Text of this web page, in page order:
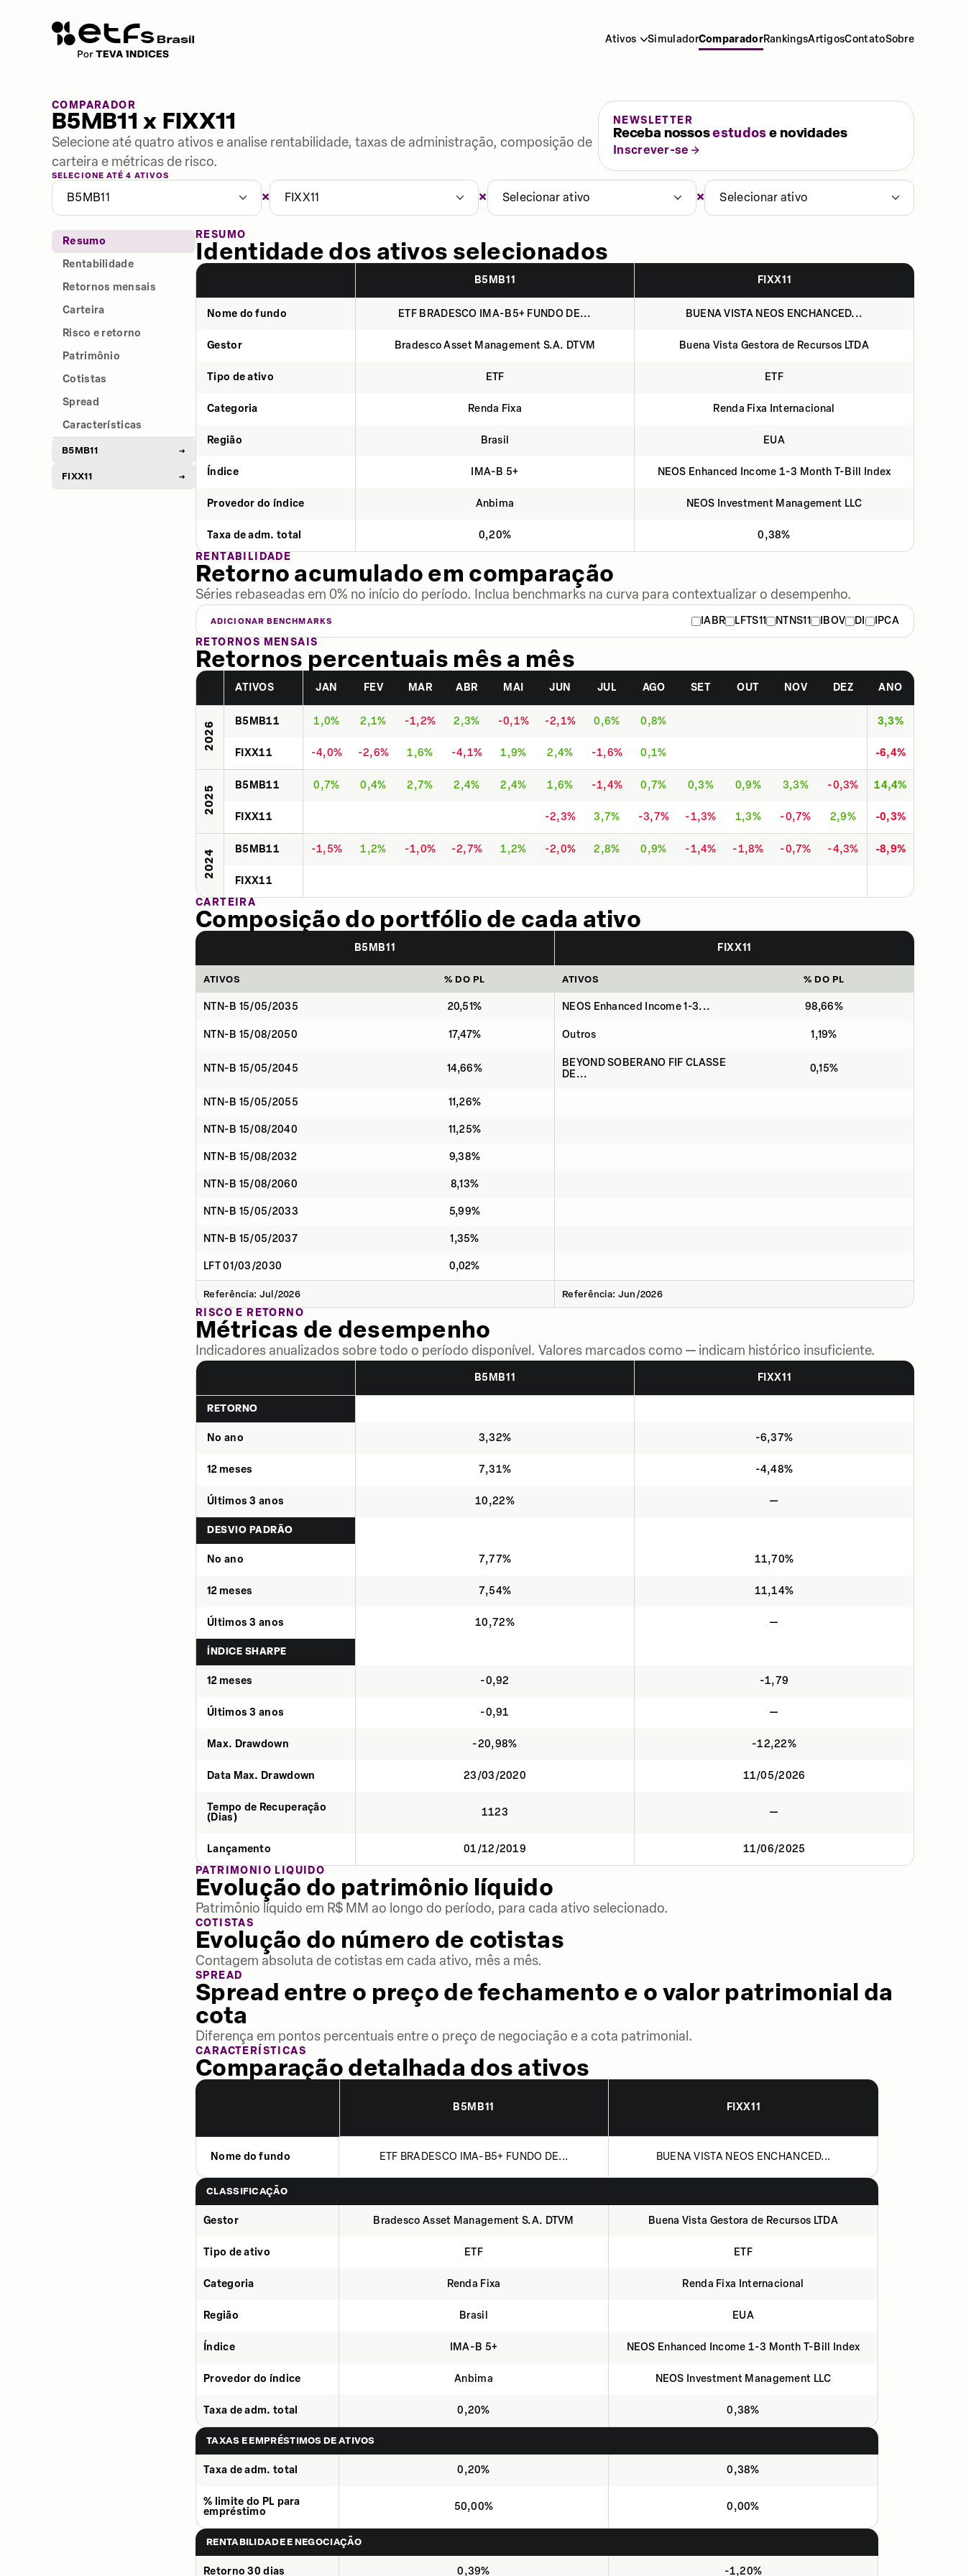
Ativos SimuladorComparadorRankingsArtigosContatoSobre
COMPARADOR
B5MB11 x FIXX11
Selecione até quatro ativos e analise rentabilidade, taxas de administração, composição de
carteira e métricas de risco.
NEWSLETTER
Receba nossosestudose novidades
Inscrever-se
SELECIONE ATÉ 4 ATIVOS
B5MB11 × FIXX11 × Selecionar ativo × Selecionar ativo
Resumo
Rentabilidade
Retornos mensais
Carteira
Risco e retorno
Patrimônio
Cotistas
Spread
Características
B5MB11 →
FIXX11 →
RESUMO
Identidade dos ativos selecionados
B5MB11 FIXX11
Nome do fundo ETF BRADESCO IMA-B5+ FUNDO DE... BUENA VISTA NEOS ENCHANCED...
Gestor Bradesco Asset Management S.A. DTVM Buena Vista Gestora de Recursos LTDA
Tipo de ativo ETF ETF
Categoria Renda Fixa Renda Fixa Internacional
Região Brasil EUA
Índice IMA-B 5+ NEOS Enhanced Income 1-3 Month T-Bill Index
Provedor do índice Anbima NEOS Investment Management LLC
Taxa de adm. total 0,20%
0,38%
RENTABILIDADE
Retorno acumulado em comparação
Séries rebaseadas em 0% no início do período. Inclua benchmarks na curva para contextualizar o desempenho.
ADICIONAR BENCHMARKS IABR LFTS11 NTNS11 IBOV DI
IPCA
RETORNOS MENSAIS
Retornos percentuais mês a mês
ATIVOS JAN FEV MAR ABR MAI JUN JUL AGO SET OUT NOV DEZ ANO
2026 B5MB11 1,0% 2,1% -1,2% 2,3% -0,1% -2,1% 0,6% 0,8% 3,3%
FIXX11 -4,0% -2,6% 1,6% -4,1% 1,9% 2,4% -1,6% 0,1% -6,4%
2025 B5MB11 0,7% 0,4% 2,7% 2,4% 2,4% 1,6% -1,4% 0,7% 0,3% 0,9% 3,3% -0,3% 14,4%
FIXX11 -2,3% 3,7% -3,7% -1,3% 1,3% -0,7% 2,9% -0,3%
2024 B5MB11 -1,5% 1,2% -1,0% -2,7% 1,2% -2,0% 2,8% 0,9% -1,4% -1,8% -0,7% -4,3% -8,9%
FIXX11
CARTEIRA
Composição do portfólio de cada ativo
B5MB11 FIXX11
ATIVOS % DO PL ATIVOS % DO PL
NTN-B 15/05/2035 20,51% NEOS Enhanced Income 1-3... 98,66%
NTN-B 15/08/2050 17,47% Outros 1,19%
NTN-B 15/05/2045 14,66%
BEYOND SOBERANO FIF CLASSE
DE...
0,15%
NTN-B 15/05/2055 11,26%
NTN-B 15/08/2040 11,25%
NTN-B 15/08/2032 9,38%
NTN-B 15/08/2060 8,13%
NTN-B 15/05/2033 5,99%
NTN-B 15/05/2037 1,35%
LFT 01/03/2030 0,02%
Referência: Jul/2026 Referência: Jun/2026
RISCO E RETORNO
Métricas de desempenho
Indicadores anualizados sobre todo o período disponível. Valores marcados como — indicam histórico insuficiente.
B5MB11 FIXX11
RETORNO
No ano 3,32% -6,37%
12 meses 7,31% -4,48%
Últimos 3 anos 10,22% —
DESVIO PADRÃO
No ano 7,77% 11,70%
12 meses 7,54% 11,14%
Últimos 3 anos 10,72% —
ÍNDICE SHARPE
12 meses -0,92 -1,79
Últimos 3 anos -0,91 —
Max. Drawdown -20,98% -12,22%
Data Max. Drawdown 23/03/2020 11/05/2026
Tempo de Recuperação
(Dias)
1123 —
Lançamento 01/12/2019
11/06/2025
PATRIMÔNIO LÍQUIDO
Evolução do patrimônio líquido
Patrimônio líquido em R$ MM ao longo do período, para cada ativo selecionado.
COTISTAS
Evolução do número de cotistas
Contagem absoluta de cotistas em cada ativo, mês a mês.
SPREAD
Spread entre o preço de fechamento e o valor patrimonial da
cota
Diferença em pontos percentuais entre o preço de negociação e a cota patrimonial.
CARACTERÍSTICAS
Comparação detalhada dos ativos
B5MB11 FIXX11
Nome do fundo ETF BRADESCO IMA-B5+ FUNDO DE... BUENA VISTA NEOS ENCHANCED...
CLASSIFICAÇÃO
Gestor Bradesco Asset Management S.A. DTVM Buena Vista Gestora de Recursos LTDA
Tipo de ativo ETF ETF
Categoria Renda Fixa Renda Fixa Internacional
Região Brasil EUA
Índice IMA-B 5+ NEOS Enhanced Income 1-3 Month T-Bill Index
Provedor do índice Anbima NEOS Investment Management LLC
Taxa de adm. total 0,20% 0,38%
TAXAS E EMPRÉSTIMOS DE ATIVOS
Taxa de adm. total 0,20% 0,38%
% limite do PL para
empréstimo
50,00% 0,00%
RENTABILIDADE E NEGOCIAÇÃO
Retorno 30 dias 0,39% -1,20%